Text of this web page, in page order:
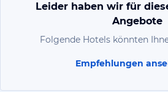
Leider haben wir für
Angebote
Folgende Hotels könnten
Empfehlungen